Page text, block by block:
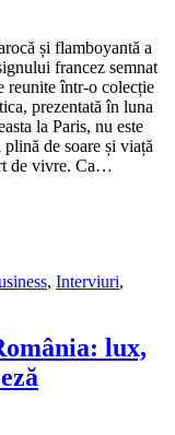
și flamboyantă a
francez semnat
reunite într-o colecție
prezentată în luna
la Paris, nu este
de soare și viață
de vivre. Ca…
, Interviuri,
lux,